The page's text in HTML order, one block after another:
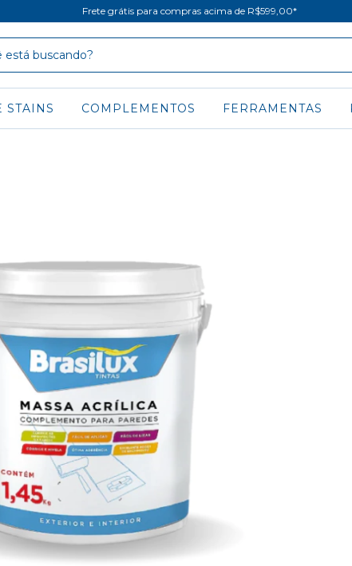
Frete grátis para compras acima de R$599,00*
STAINS COMPLEMENTOS FERRAMENTAS